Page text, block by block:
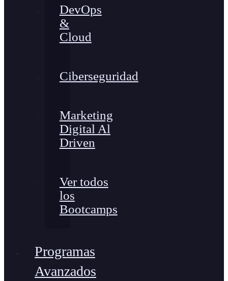
DevOps
&
Cloud
Ciberseguridad
Marketing
Digital Al
Driven
Ver todos
los
Bootcamps
Programas
Avanzados